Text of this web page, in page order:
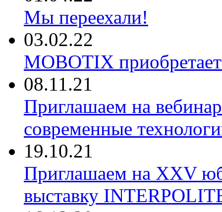
Мы переехали!
03.02.22
MOBOTIX
08.11.21
Приглашаем на
современные
19.10.21
Приглашаем на XXV
выставку